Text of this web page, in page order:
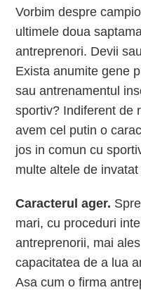
Vorbim despre
ultimele doua
antreprenori. Devii
Exista anumite gene
sau antrenamentul
sportiv? Indiferent de
avem cel putin o
jos in comun cu
multe altele de
Caracterul ager.
mari, cu proceduri
antreprenorii, mai
capacitatea de a lua
Asa cum o firma